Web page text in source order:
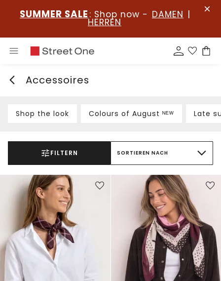
SUMMER SALE : Shop now - DAMEN |
HERREN
Accessoires
Shop the look Colours of August ᴺᴱᵂ Late
FILTERN SORTIEREN NACH